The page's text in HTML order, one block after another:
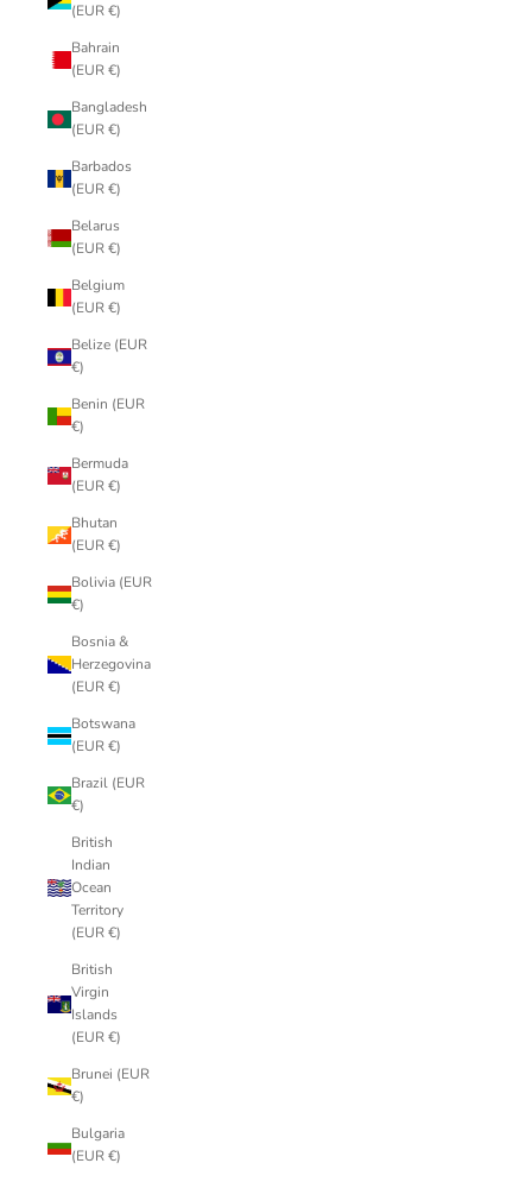
(EUR €)
Bahrain
(EUR €)
Bangladesh
(EUR €)
Barbados
(EUR €)
Belarus
(EUR €)
Belgium
(EUR €)
Belize (EUR
€)
Benin (EUR
€)
Bermuda
(EUR €)
Bhutan
(EUR €)
Bolivia (EUR
€)
Bosnia &
Herzegovina
(EUR €)
Botswana
(EUR €)
Brazil (EUR
€)
British
Indian
Ocean
Territory
(EUR €)
British
Virgin
Islands
(EUR €)
Brunei (EUR
€)
Bulgaria
(EUR €)